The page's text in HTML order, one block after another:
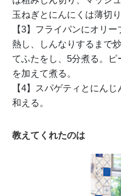
玉ねぎとにんにくは薄切り
【3】フライパンにオリ
熱し、しんなりするまで
てふたをし、5分煮る。ピ
を加えて煮る。
【4】スパゲティとにん
和える。
教えてくれたのは